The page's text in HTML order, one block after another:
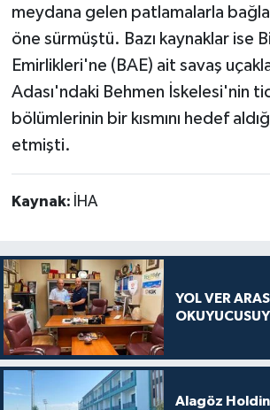
meydana gelen patlamalarla
öne sürmüştü. Bazı kaynaklar ise
Emirlikleri'ne (BAE) ait savaş
Adası'ndaki Behmen İskelesi'nin
bölümlerinin bir kısmını hedef
etmişti.
Kaynak: İHA
YOL VER
Alagöz